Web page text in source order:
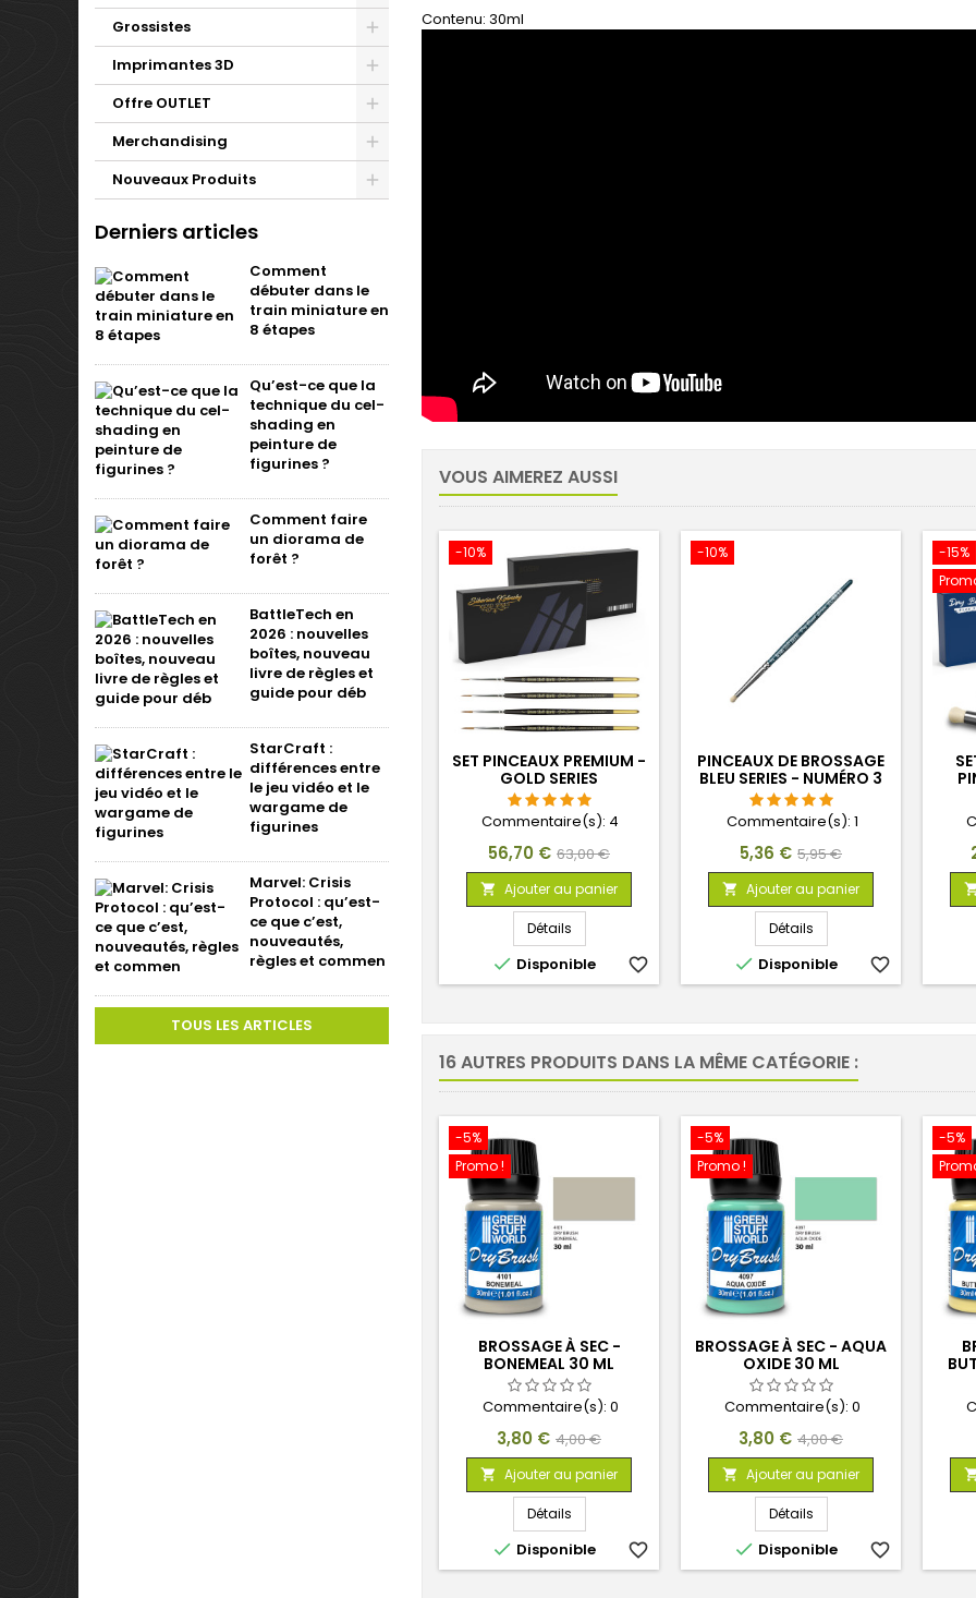
Grossistes
Imprimantes 3D
Offre OUTLET
Merchandising
Nouveaux Produits
Derniers articles
Comment
débuter dans le
train miniature en
8 étapes
Qu’est-ce que la
technique du cel-
shading en
peinture de
figurines ?
Comment faire
un diorama de
forêt ?
BattleTech en
2026 : nouvelles
boîtes, nouveau
livre de règles et
guide pour déb
StarCraft :
différences entre
le jeu vidéo et le
wargame de
figurines
Marvel: Crisis
Protocol : qu’est-
ce que c’est,
nouveautés,
règles et commen
TOUS LES ARTICLES
Contenu: 30ml
VOUS AIMEREZ AUSSI
-10%
SET PINCEAUX PREMIUM -
GOLD SERIES
Commentaire(s): 4
Prix
56,70 € Prix
de
base
63,00 €
 Ajouter au panier
Détails
 Disponible favorite_border
-10%
PINCEAUX DE BROSSAGE
BLEU SERIES - NUMÉRO 3
Commentaire(s): 1
Prix
5,36 € Prix
de
base
5,95 €
 Ajouter au panier
Détails
 Disponible favorite_border
-15%
16 AUTRES PRODUITS DANS LA MÊME CATÉGORIE :
-5%
Promo !
BROSSAGE À SEC -
BONEMEAL 30 ML
Commentaire(s): 0
Prix
3,80 € Prix
de
base
4,00 €
 Ajouter au panier
Détails
 Disponible favorite_border
-5%
Promo !
BROSSAGE À SEC - AQUA
OXIDE 30 ML
Commentaire(s): 0
Prix
3,80 € Prix
de
base
4,00 €
 Ajouter au panier
Détails
 Disponible favorite_border
-5%